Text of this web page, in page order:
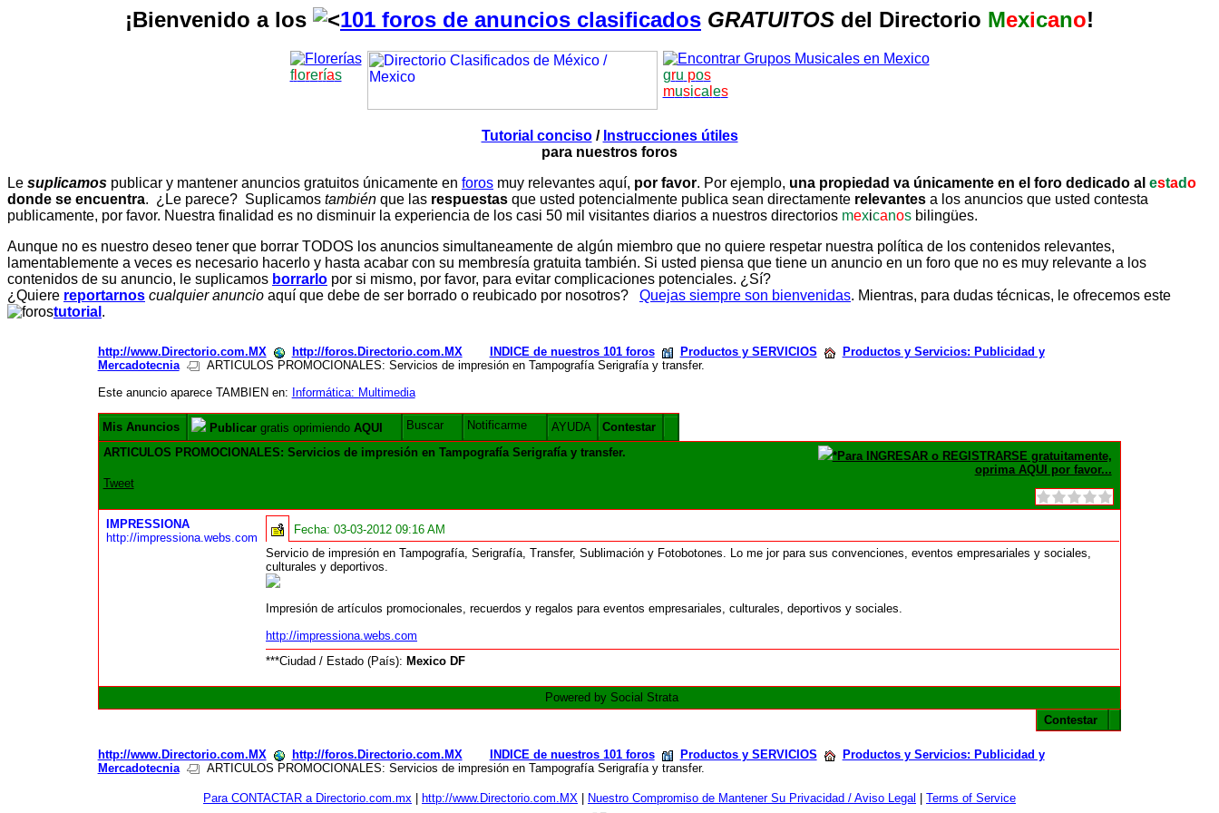
¡Bienvenido a los 101 foros de anuncios clasificados GRATUITOS del Directorio Mexicano!
florerías gru pos
musica es
Tutorial conciso/ Instrucciones útiles
para nuestros foros
Le suplicamos publicar y mantener anuncios gratuitos únicamente en foros muy relevantes aquí, por favor. Por ejemplo, una propiedad va únicamente en el foro dedicado al estado
donde se encuentra. ¿Le parece? Suplicamos también que las respuestas que usted potencialmente publica sean directamente relevantes a los anuncios que usted contesta
publicamente, por favor. Nuestra finalidad es no disminuir la experiencia de los casi 50 mil visitantes diarios a nuestros directorios mexicanos bilingües.
Aunque no es nuestro deseo tener que borrar TODOS los anuncios simultaneamente de algún miembro que no quiere respetar nuestra política de los contenidos relevantes,
lamentablemente a veces es necesario hacerlo y hasta acabar con su membresía gratuita también. Si usted piensa que tiene un anuncio en un foro que no es muy relevante a los
contenidos de su anuncio, le suplicamos borrarlo por si mismo, por favor, para evitar complicaciones potenciales. ¿Sí?
¿Quiere reportarnos cualquier anuncio aquí que debe de ser borrado o reubicado por nosotros? Quejas siempre son bienvenidas. Mientras, para dudas técnicas, le ofrecemos este
tutorial .
http://www.Directorio.com.MX http://foros.Directorio.com.MX INDICE de nuestros 101 foros Productos y SERVICIOS
Productos y Servicios: Publicidad y
Mercadotecnia
ARTICULOS PROMOCIONALES: Servicios de impresión en Tampografía Serigrafía y transfer.
Este anuncio aparece TAMBIEN en: Informática: Multimedia
Mis Anuncios Publicargratis oprimiendo AQUI Buscar Notificarme AYUDA
Contestar
ARTICULOS PROMOCIONALES: Servicios de impresión en Tampografía Serigrafía y transfer.
Tweet
*Para INGRESAR o REGISTRARSE gratuitamente,
oprima AQUI por favor...
IMPRESSIONA
http://impressiona.webs.com
Fecha: 03-03-2012 09:16 AM
Servicio de impresión en Tampografía, Serigrafía, Transfer, Sublimación y Fotobotones. Lo me jor para sus convenciones, eventos empresariales y sociales,
culturales y deportivos.
Impresión de artículos promocionales, recuerdos y regalos para eventos empresariales, culturales, deportivos y sociales.
http://impressiona.webs.com
***Ciudad / Estado (País): Mexico DF
Powered by Social Strata
Contestar
http://www.Directorio.com.MX http://foros.Directorio.com.MX INDICE de nuestros 101 foros Productos y SERVICIOS
Productos y Servicios: Publicidad y
Mercadotecnia
ARTICULOS PROMOCIONALES: Servicios de impresión en Tampografía Serigrafía y transfer.
Para CONTACTAR a Directorio.com.mx http://www.Directorio.com.MX Nuestro Compromiso de Mantener Su Privacidad / Aviso Legal
Terms of Service